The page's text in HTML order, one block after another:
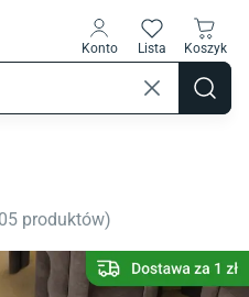
Konto Lista Koszyk
produktów)